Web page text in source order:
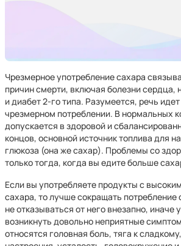
Чрезмерное употребление сахара
причин смерти, включая болезни сердца,
и диабет 2-го типа. Разумеется, речь
чрезмерном потреблении. В нормальных
допускается в здоровой и
концов, основной источник топлива для
глюкоза (она же сахар). Проблемы со
только тогда, когда вы едите больше
Если вы употребляете продукты с
сахара, то лучше сокращать потребление
не отказываться от него внезапно, иначе
возникнуть довольно неприятные
относятся головная боль, тяга к